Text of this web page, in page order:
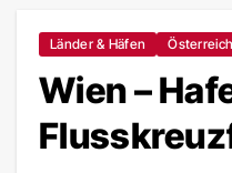
Länder & Häfen Österreich
Wien –